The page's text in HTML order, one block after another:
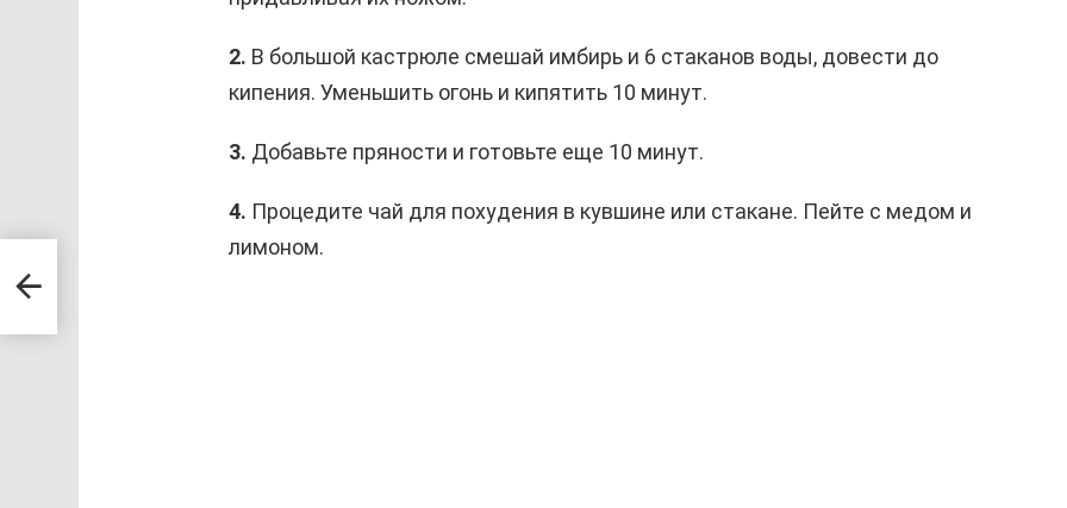
2. В большой кастрюле смешай имбирь и 6 стаканов воды, довести до
кипения. Уменьшить огонь и кипятить 10 минут.
3. Добавьте пряности и готовьте еще 10 минут.
4. Процедите чай для похудения в кувшине или стакане. Пейте с медом и
лимоном.